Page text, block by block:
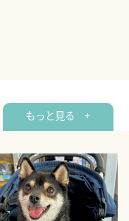
もっと見る +